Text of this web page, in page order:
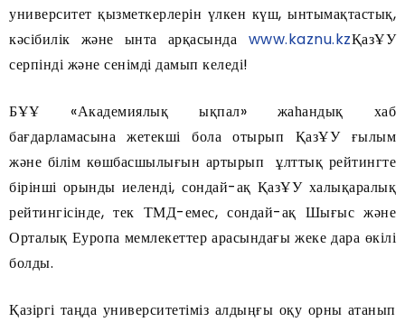
университет қызметкерлерін үлкен күш, ынтымақтастық,
кәсібилік және ынта арқасында www.kaznu.kzҚазҰУ
серпінді және сенімді дамып келеді!
БҰҰ «Академиялық ықпал» жаһандық хаб
бағдарламасына жетекші бола отырып ҚазҰУ ғылым
және білім көшбасшылығын артырып ұлттық рейтингте
бірінші орынды иеленді, сондай-ақ ҚазҰУ халықаралық
рейтингісінде, тек ТМД-емес, сондай-ақ Шығыс және
Орталық Еуропа мемлекеттер арасындағы жеке дара өкілі
болды.
Қазіргі таңда университетіміз алдыңғы оқу орны атанып